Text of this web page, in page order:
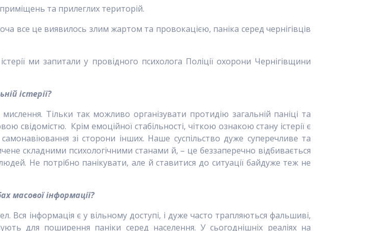
та прилеглих територій.
все це виявилось злим жартом та провокацією, паніка серед чернігівців
ми запитали у провідного психолога Поліції охорони Чернігівщини
істерії?
Тільки так можливо організувати протидію загальній паніці та
свідомістю. Крім емоційної стабільності, чіткою ознакою стану істерії є
зі сторони інших. Наше суспільство дуже суперечливе та
складними психологічними станами й, – це беззаперечно відбивається
Не потрібно панікувати, але й ставитися до ситуації байдуже теж не
масової інформації?
інформація є у вільному доступі, і дуже часто трапляються фальшиві,
для поширення паніки серед населення. У сьогоднішніх реаліях на